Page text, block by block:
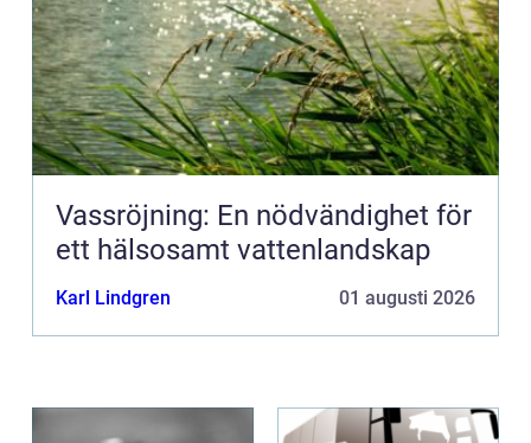
Vassröjning: En nödvändighet för
ett hälsosamt vattenlandskap
Karl Lindgren 01 augusti 2026